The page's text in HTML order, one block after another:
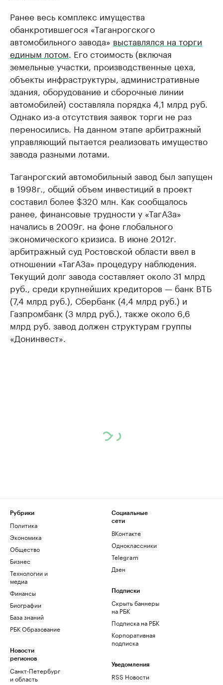
Ранее весь комплекс имущества
обанкротившегося «Таганрогского
автомобильного завода» выставлялся на торги
единым лотом . Его стоимость (включая
земельные участки, производственные цеха,
объекты инфраструктуры, административные
здания, оборудование и сборочные линии
автомобилей) составляла порядка 4,1 млрд руб.
Однако из-а отсутствия заявок торги не раз
переносились. На данном этапе арбитражный
управляющий пытается реализовать имущество
завода разными лотами.
Таганрогский автомобильный завод был запущен
в 1998г., общий объем инвестиций в проект
составил более $320 млн. Как сообщалось
ранее, финансовые трудности у «ТагАЗа»
начались в 2009г. на фоне глобального
экономического кризиса. В июне 2012г.
арбитражный суд Ростовской области ввел в
отношении «ТагАЗа» процедуру наблюдения.
Текущий долг завода составляет около 31 млрд
руб., среди крупнейших кредиторов — банк ВТБ
(7,4 млрд руб.), Сбербанк (4,4 млрд руб.) и
Газпромбанк (3 млрд руб.), также около 6,6
млрд руб. завод должен структурам группы
«Донинвест».
Рубрики
Политика
Экономика
Общество
Бизнес
Технологии и
медиа
Финансы
Биографии
База знаний
РБК Образование
Новости
регионов
Санкт-Петербург
и область
Социальные
сети
ВКонтакте
Одноклассники
Telegram
Дзен
Подписки
Скрыть баннеры
на РБК
Подписка на РБК
Корпоративная
подписка
Уведомления
RSS Новости